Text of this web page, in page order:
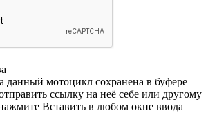
данный мотоцикл сохранена в буфере
ссылку на неё себе или другому
Вставить в любом окне ввода